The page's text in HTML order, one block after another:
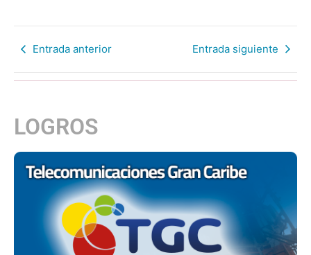
Entrada anterior Entrada siguiente
LOGROS